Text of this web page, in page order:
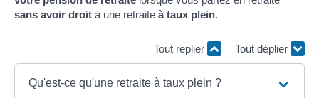
sans avoir droit à une retraite à taux plein.
Tout replier Tout déplier
Qu'est-ce qu'une retraite à taux plein ?